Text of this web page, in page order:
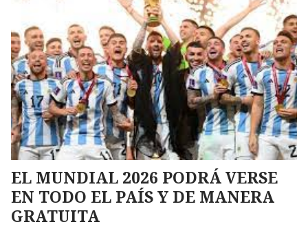
EL MUNDIAL 2026 PODRÁ VERSE
EN TODO EL PAÍS Y DE MANERA
GRATUITA